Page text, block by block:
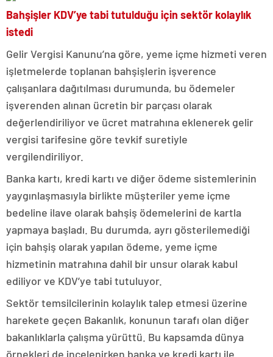
Bahşişler KDV’ye tabi tutulduğu için sektör kolaylık
istedi
Gelir Vergisi Kanunu’na göre, yeme içme hizmeti veren
işletmelerde toplanan bahşişlerin işverence
çalışanlara dağıtılması durumunda, bu ödemeler
işverenden alınan ücretin bir parçası olarak
değerlendiriliyor ve ücret matrahına eklenerek gelir
vergisi tarifesine göre tevkif suretiyle
vergilendiriliyor.
Banka kartı, kredi kartı ve diğer ödeme sistemlerinin
yaygınlaşmasıyla birlikte müşteriler yeme içme
bedeline ilave olarak bahşiş ödemelerini de kartla
yapmaya başladı. Bu durumda, ayrı gösterilemediği
için bahşiş olarak yapılan ödeme, yeme içme
hizmetinin matrahına dahil bir unsur olarak kabul
ediliyor ve KDV’ye tabi tutuluyor.
Sektör temsilcilerinin kolaylık talep etmesi üzerine
harekete geçen Bakanlık, konunun tarafı olan diğer
bakanlıklarla çalışma yürüttü. Bu kapsamda dünya
örnekleri de incelenirken banka ve kredi kartı ile